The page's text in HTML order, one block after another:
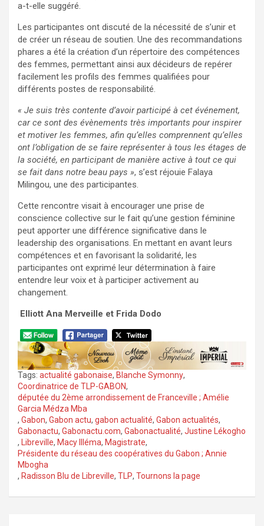
a-t-elle suggéré.
Les participantes ont discuté de la nécessité de s’unir et
de créer un réseau de soutien. Une des recommandations
phares a été la création d’un répertoire des compétences
des femmes, permettant ainsi aux décideurs de repérer
facilement les profils des femmes qualifiées pour
différents postes de responsabilité.
‎« Je suis très contente d’avoir participé à cet événement,
car ce sont des évènements très importants pour inspirer
et motiver les femmes, afin qu’elles comprennent qu’elles
ont l’obligation de se faire représenter à tous les étages de
la société, en participant de manière active à tout ce qui
se fait dans notre beau pays », s’est réjouie Falaya
Milingou, une des participantes.
Cette rencontre visait à encourager une prise de
conscience collective sur le fait qu’une gestion féminine
peut apporter une différence significative dans le
leadership des organisations. En mettant en avant leurs
compétences et en favorisant la solidarité, les
participantes ont exprimé leur détermination à faire
entendre leur voix et à participer activement au
changement.
Elliott Ana Merveille et Frida Dodo
Tags: actualité gabonaise, Blanche Symonny,
Coordinatrice de TLP-GABON,
députée du 2ème arrondissement de Franceville ; Amélie
Garcia Médza Mba
, Gabon, Gabon actu, gabon actualité, Gabon actualités,
Gabonactu, Gabonactu.com, Gabonactualité, Justine Lékogho
,
Libreville, Macy Illéma, Magistrate,
Présidente du réseau des coopératives du Gabon ; Annie
Mbogha
, Radisson Blu de Libreville, TLP, Tournons la page